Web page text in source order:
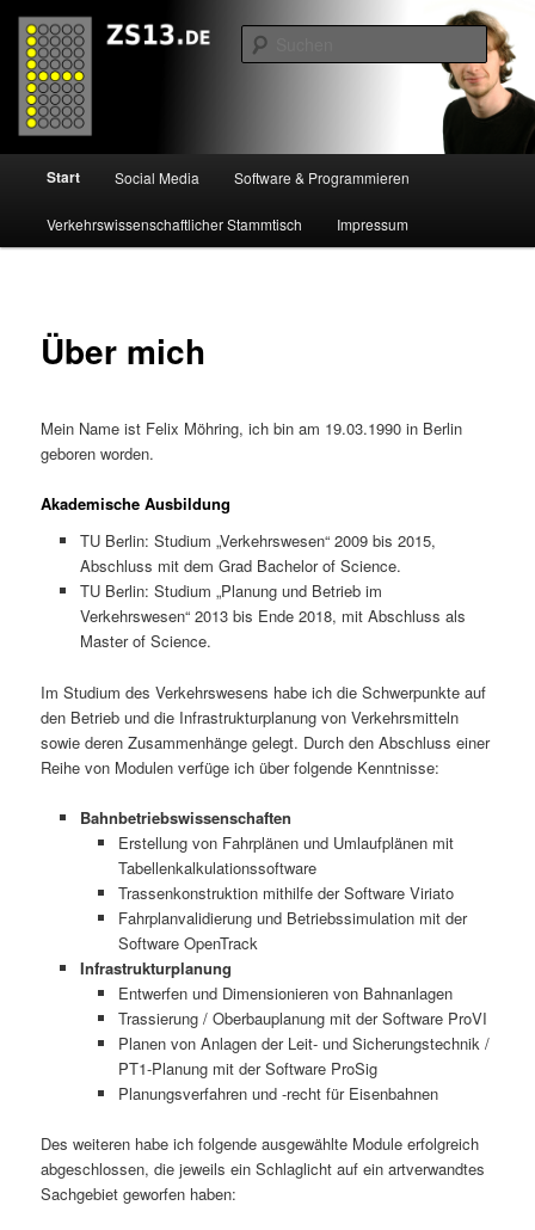
Zum
primären
Inhalt
springenZS13.de
Hauptmenü
Start Social Media Software & Programmieren
Verkehrswissenschaftlicher Stammtisch Impressum
Über mich
Mein Name ist Felix Möhring, ich bin am 19.03.1990 in Berlin
geboren worden.
Akademische Ausbildung
TU Berlin: Studium „Verkehrswesen“ 2009 bis 2015,
Abschluss mit dem Grad Bachelor of Science.
TU Berlin: Studium „Planung und Betrieb im
Verkehrswesen“ 2013 bis Ende 2018, mit Abschluss als
Master of Science.
Im Studium des Verkehrswesens habe ich die Schwerpunkte auf
den Betrieb und die Infrastrukturplanung von Verkehrsmitteln
sowie deren Zusammenhänge gelegt. Durch den Abschluss einer
Reihe von Modulen verfüge ich über folgende Kenntnisse:
Bahnbetriebswissenschaften
Erstellung von Fahrplänen und Umlaufplänen mit
Tabellenkalkulationssoftware
Trassenkonstruktion mithilfe der Software Viriato
Fahrplanvalidierung und Betriebssimulation mit der
Software OpenTrack
Infrastrukturplanung
Entwerfen und Dimensionieren von Bahnanlagen
Trassierung / Oberbauplanung mit der Software ProVI
Planen von Anlagen der Leit- und Sicherungstechnik /
PT1-Planung mit der Software ProSig
Planungsverfahren und -recht für Eisenbahnen
Des weiteren habe ich folgende ausgewählte Module erfolgreich
abgeschlossen, die jeweils ein Schlaglicht auf ein artverwandtes
Sachgebiet geworfen haben: